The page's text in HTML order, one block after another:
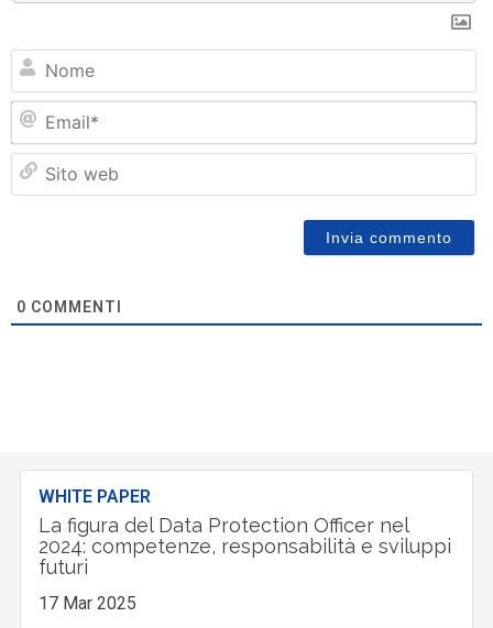
0 COMMENTI
WHITE PAPER
La figura del Data Protection Officer nel
2024: competenze, responsabilità e sviluppi
futuri
17 Mar 2025